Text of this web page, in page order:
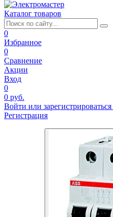
Каталог товаров
0
Избранное
0
Сравнение
Акции
Вход
0
0 руб.
Войти или зарегистрироваться
Регистрация